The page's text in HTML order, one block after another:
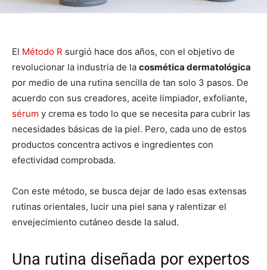
El Método R surgió hace dos años, con el objetivo de
revolucionar la industria de la cosmética dermatológica
por medio de una rutina sencilla de tan solo 3 pasos. De
acuerdo con sus creadores, aceite limpiador, exfoliante,
sérum y crema es todo lo que se necesita para cubrir las
necesidades básicas de la piel. Pero, cada uno de estos
productos concentra activos e ingredientes con
efectividad comprobada.
Con este método, se busca dejar de lado esas extensas
rutinas orientales, lucir una piel sana y ralentizar el
envejecimiento cutáneo desde la salud.
Una rutina diseñada por expertos